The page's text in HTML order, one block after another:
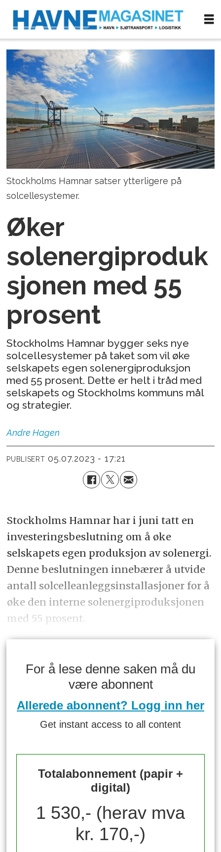
Stockholms Hamnar satser ytterligere på
solcellesystemer.
Øker
solenergiproduk
sjonen med 55
prosent
Stockholms Hamnar bygger seks nye
solcellesystemer på taket som vil øke
selskapets egen solenergiproduksjon
med 55 prosent. Dette er helt i tråd med
selskapets og Stockholms kommuns mål
og strategier.
Andre Hagen
PUBLISERT 05.07.2023 - 17:21
Stockholms Hamnar har i juni tatt en
investeringsbeslutning om å øke
selskapets egen produksjon av solenergi.
Denne beslutningen innebærer å utvide
antall solcelleanleggsinstallasjoner for å
øke den interne solenergiproduksjonen
med 55 prosent.
For å lese denne saken må du
være abonnent
Allerede abonnent? Logg inn her
Get instant access to all content
Totalabonnement (papir +
digital)
1 530,- (herav mva
kr. 170,-)